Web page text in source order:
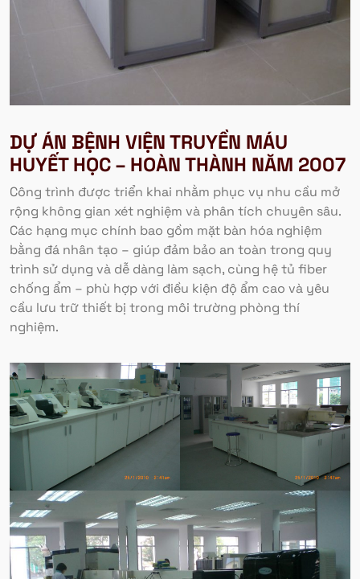
DỰ ÁN BỆNH VIỆN TRUYỀN MÁU
HUYẾT HỌC – HOÀN THÀNH NĂM 2007
Công trình được triển khai nhằm phục vụ nhu cầu mở
rộng không gian xét nghiệm và phân tích chuyên sâu.
Các hạng mục chính bao gồm mặt bàn hóa nghiệm
bằng đá nhân tạo – giúp đảm bảo an toàn trong quy
trình sử dụng và dễ dàng làm sạch, cùng hệ tủ fiber
chống ẩm – phù hợp với điều kiện độ ẩm cao và yêu
cầu lưu trữ thiết bị trong môi trường phòng thí
nghiệm.